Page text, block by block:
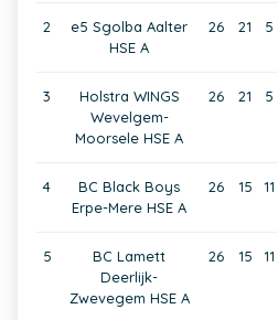
2
e5 Sgolba Aalter
HSE A
26 21 5
3
Holstra WINGS
Wevelgem-
Moorsele HSE A
26 21 5
4
BC Black Boys
Erpe-Mere HSE A
26 15 11
5
BC Lamett
Deerlijk-
Zwevegem HSE A
26 15 11